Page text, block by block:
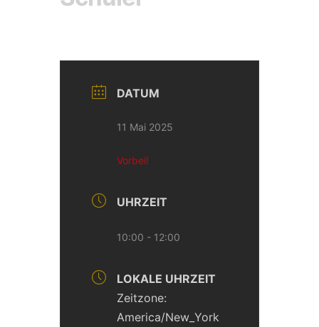
DATUM
11 Mai 2025
Vorbei!
UHRZEIT
10:00 - 12:00
LOKALE UHRZEIT
Zeitzone:
America/New_York